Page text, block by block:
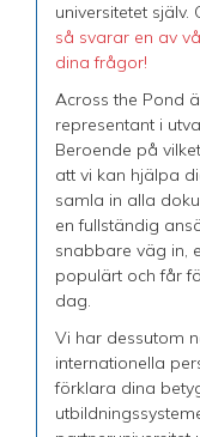
universitetet
så svarar en av
dina frågor!
Across the Pond
representant i
Beroende på
att vi kan hjälpa
samla in alla
en fullständig
snabbare väg in,
populärt och får
dag.
Vi har dessutom
internationella
förklara dina